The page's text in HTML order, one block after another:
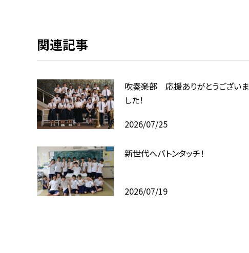
関連記事
吹奏楽部 応援ありがとうございま
した！
2026/07/25
新世代へバトンタッチ！
2026/07/19